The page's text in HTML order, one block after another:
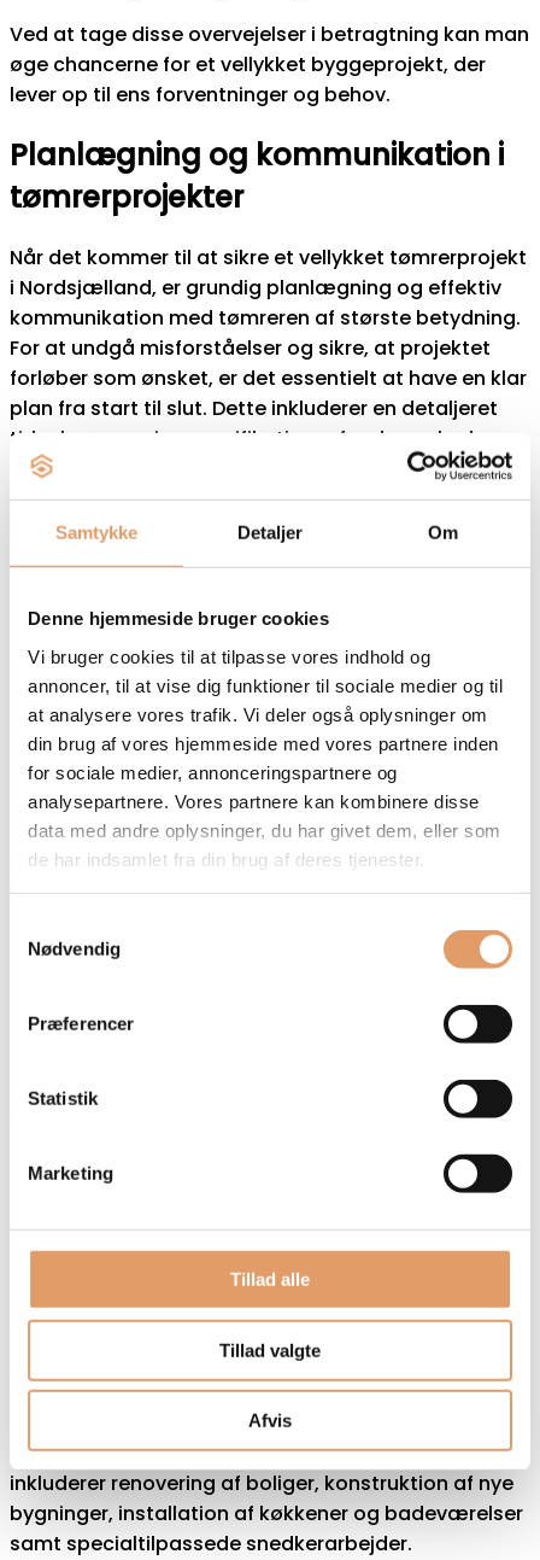
Samtykke Detaljer Om
Denne hjemmeside bruger cookies
Vi bruger cookies til at tilpasse vores indhold og
annoncer, til at vise dig funktioner til sociale medier og til
at analysere vores trafik. Vi deler også oplysninger om
din brug af vores hjemmeside med vores partnere inden
for sociale medier, annonceringspartnere og
analysepartnere. Vores partnere kan kombinere disse
data med andre oplysninger, du har givet dem, eller som
de har indsamlet fra din brug af deres tjenester.
Nødvendig
Præferencer
Statistik
Marketing
Tillad alle
Tillad valgte
Afvis
Ved at tage disse overvejelser i betragtning kan man
øge chancerne for et vellykket byggeprojekt, der
lever op til ens forventninger og behov.
Planlægning og kommunikation i
tømrerprojekter
Når det kommer til at sikre et vellykket tømrerprojekt
i Nordsjælland, er grundig planlægning og effektiv
kommunikation med tømreren af største betydning.
For at undgå misforståelser og sikre, at projektet
forløber som ønsket, er det essentielt at have en klar
plan fra start til slut. Dette inkluderer en detaljeret
tidsplan, præcise specifikationer for de ønskede
resultater og en forståelse af de anvendte
materialer.
En løbende dialog med tømreren er også vigtig for at
sikre, at eventuelle ændringer eller udfordringer kan
håndteres hurtigt og effektivt. Ved at opretholde en
åben kommunikationslinje kan man sikre, at alle
parter er på samme side, hvilket reducerer risikoen
for forsinkelser og misforståelser.
Byg drømmeboligen med den
rette tømrer
At bygge eller renovere din bolig i Nordsjælland kan
være en spændende rejse, især når du har den rette
med at realisere dine visioner ved at levere
smag og dit budget. Uanset om det drejer sig om en
mindre renovering eller et større byggeprojekt, kan
Ved at vælge en tømrer, der fokuserer på kvalitet,
lokal erfaring og bæredygtighed, kan du være sikker
på, at dit projekt ikke kun vil opfylde dine behov, men
kunne nyde resultatet i mange år fremover.
Ofte stillede spørgsmål
Hvad er de mest almindelige tømreropgaver i
De mest almindelige tømreropgaver i Nordsjælland
inkluderer renovering af boliger, konstruktion af nye
bygninger, installation af køkkener og badeværelser
samt specialtilpassede snedkerarbejder.